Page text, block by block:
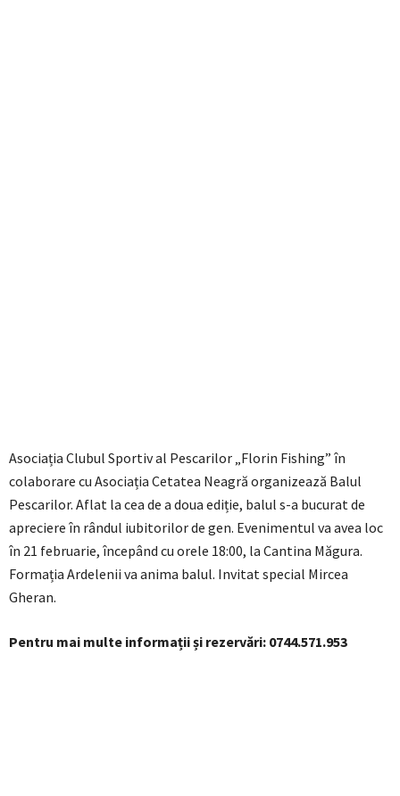
Asociația Clubul Sportiv al Pescarilor „Florin Fishing” în
colaborare cu Asociația Cetatea Neagră organizează Balul
Pescarilor. Aflat la cea de a doua ediție, balul s-a bucurat de
apreciere în rândul iubitorilor de gen. Evenimentul va avea loc
în 21 februarie, începând cu orele 18:00, la Cantina Măgura.
Formația Ardelenii va anima balul. Invitat special Mircea
Gheran.
Pentru mai multe informații și rezervări: 0744.571.953